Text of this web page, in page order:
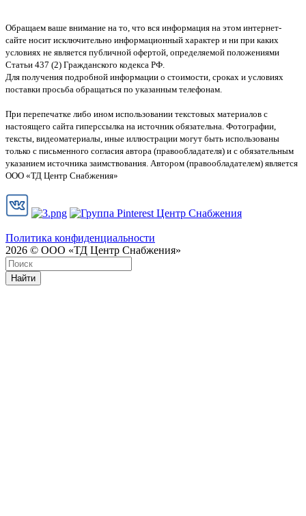
Обращаем ваше внимание на то, что вся информация на этом интернет-
сайте носит исключительно информационный характер и ни при каких
условиях не является публичной офертой, определяемой положениями
Статьи 437 (2) Гражданского кодекса РФ.
Для получения подробной информации о стоимости, сроках и условиях
поставки просьба обращаться по указанным телефонам.
При перепечатке либо ином использовании текстовых материалов с
настоящего сайта гиперссылка на источник обязательна. Фотографии,
тексты, видеоматериалы, иные иллюстрации могут быть использованы
только с письменного согласия автора (правообладателя) и с обязательным
указанием источника заимствования. Автором (правообладателем) является
ООО «ТД Центр Снабжения»
Политика конфиденциальности
2026 © ООО «ТД Центр Снабжения»
Найти